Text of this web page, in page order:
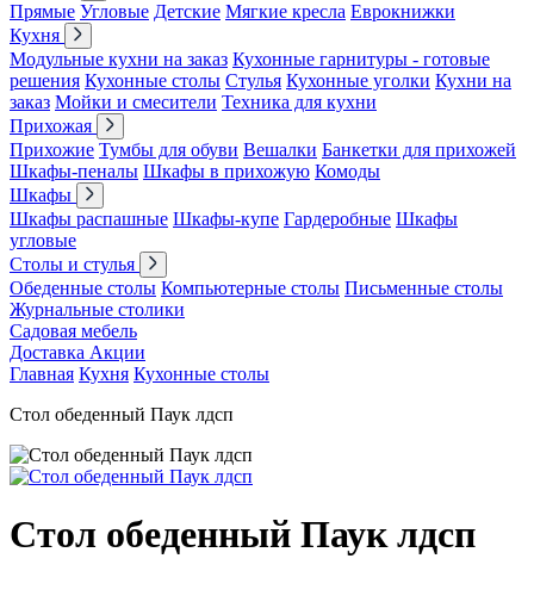
Прямые Угловые Детские Мягкие кресла Еврокнижки
Кухня
Модульные кухни на заказ Кухонные гарнитуры - готовые
решения Кухонные столы Стулья Кухонные уголки Кухни на
заказ Мойки и смесители Техника для кухни
Прихожая
Прихожие Тумбы для обуви Вешалки Банкетки для прихожей
Шкафы-пеналы Шкафы в прихожую Комоды
Шкафы
Шкафы распашные Шкафы-купе Гардеробные Шкафы
угловые
Столы и стулья
Обеденные столы Компьютерные столы Письменные столы
Журнальные столики
Садовая мебель
Доставка Акции
Главная Кухня Кухонные столы
Стол обеденный Паук лдсп
Стол обеденный Паук лдсп